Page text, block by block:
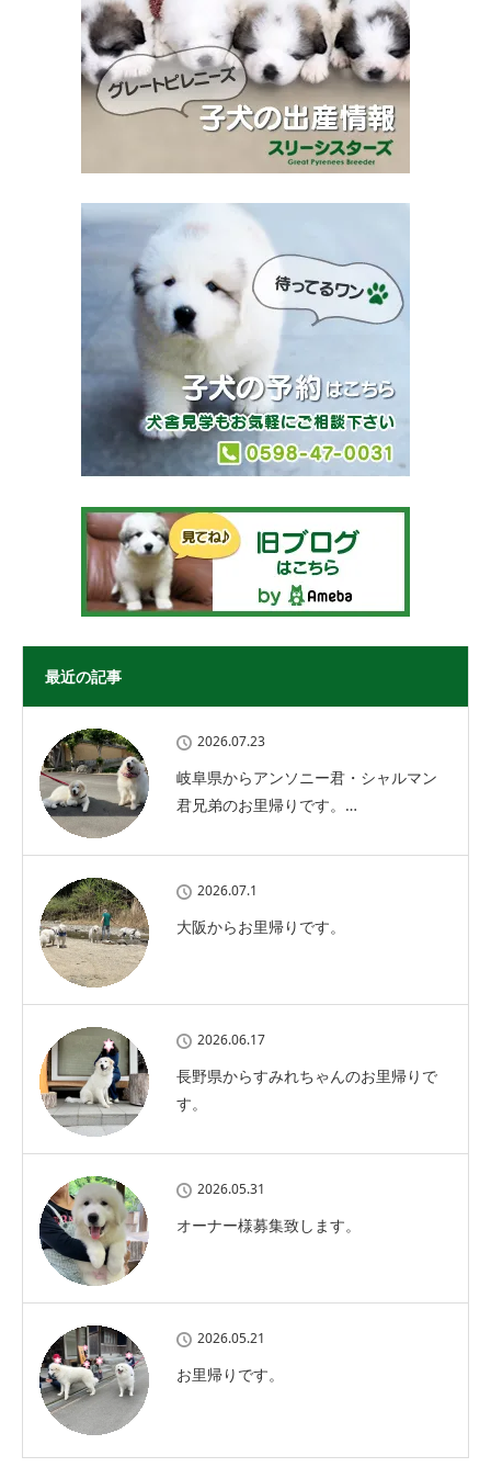
最近の記事
2026.07.23
岐阜県からアンソニー君・シャルマン
君兄弟のお里帰りです。…
2026.07.1
大阪からお里帰りです。
2026.06.17
長野県からすみれちゃんのお里帰りで
す。
2026.05.31
オーナー様募集致します。
2026.05.21
お里帰りです。